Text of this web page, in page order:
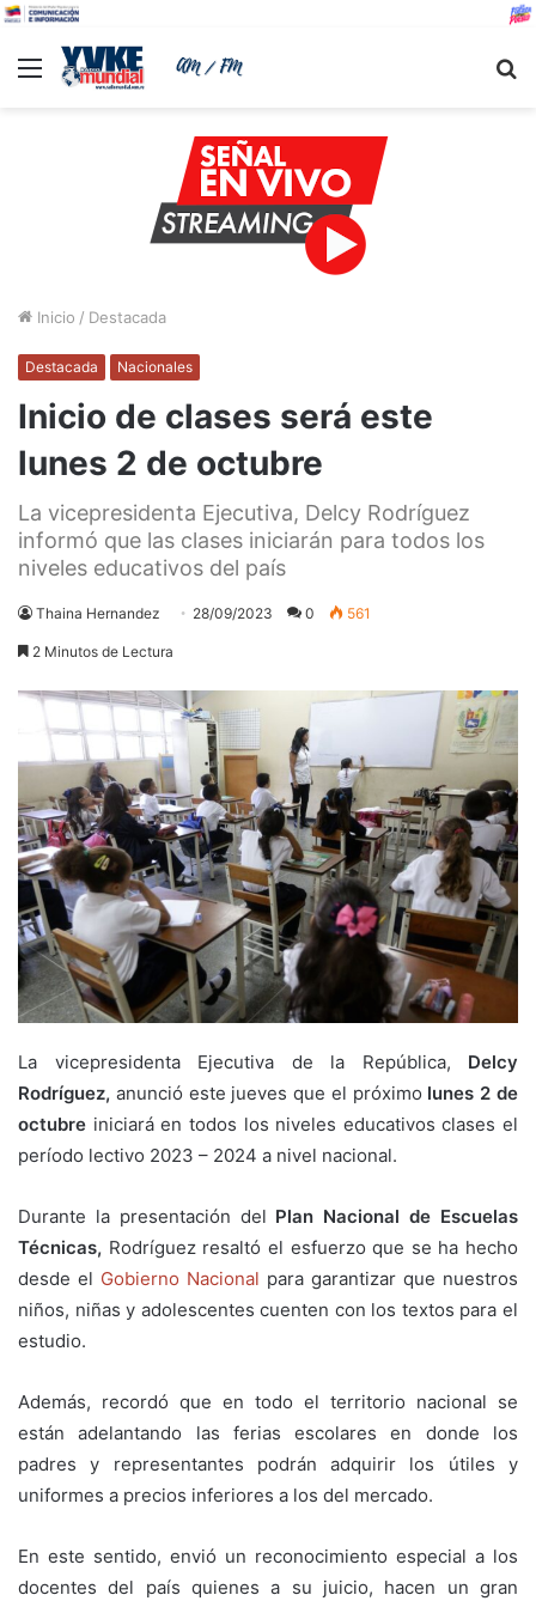
Menu
Inicio / Destacada
Destacada Nacionales
Inicio de clases será este
lunes 2 de octubre
La vicepresidenta Ejecutiva, Delcy Rodríguez
informó que las clases iniciarán para todos los
niveles educativos del país
Thaina Hernandez 28/09/2023 0 561
2 Minutos de Lectura
La vicepresidenta Ejecutiva de la República, Delcy
Rodríguez, anunció este jueves que el próximo lunes 2 de
octubre iniciará en todos los niveles educativos clases el
período lectivo 2023 – 2024 a nivel nacional.
Durante la presentación del Plan Nacional de Escuelas
Técnicas, Rodríguez resaltó el esfuerzo que se ha hecho
desde el Gobierno Nacional para garantizar que nuestros
niños, niñas y adolescentes cuenten con los textos para el
estudio.
Además, recordó que en todo el territorio nacional se
están adelantando las ferias escolares en donde los
padres y representantes podrán adquirir los útiles y
uniformes a precios inferiores a los del mercado.
En este sentido, envió un reconocimiento especial a los
docentes del país quienes a su juicio, hacen un gran